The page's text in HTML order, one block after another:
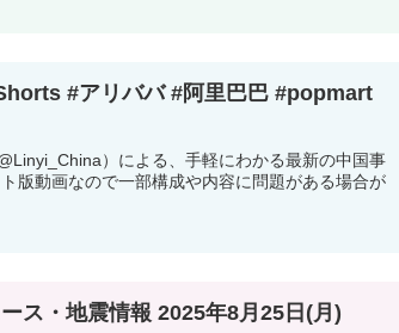
#アリババ #阿里巴巴 #popmart
）による、手軽にわかる最新の中国事
版動画なので一部構成や内容に問題がある場合が
ス・地震情報 2025年8月25日(月)